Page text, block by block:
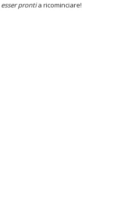
esser prontia ricominciare!